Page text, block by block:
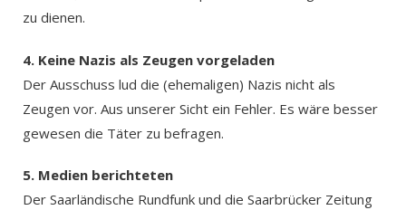
zu dienen.
4. Keine Nazis als Zeugen vorgeladen
Der Ausschuss lud die (ehemaligen) Nazis nicht als
Zeugen vor. Aus unserer Sicht ein Fehler. Es wäre besser
gewesen die Täter zu befragen.
5. Medien berichteten
Der Saarländische Rundfunk und die Saarbrücker Zeitung